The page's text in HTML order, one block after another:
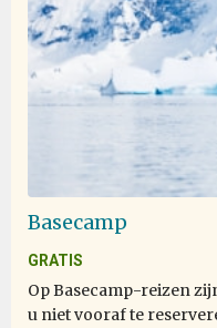
Life experience
bij Alex AVI Zavitan
Most of the time it was
instances where I was
Basecamp
GRATIS
Op Basecamp-reizen
u niet vooraf te